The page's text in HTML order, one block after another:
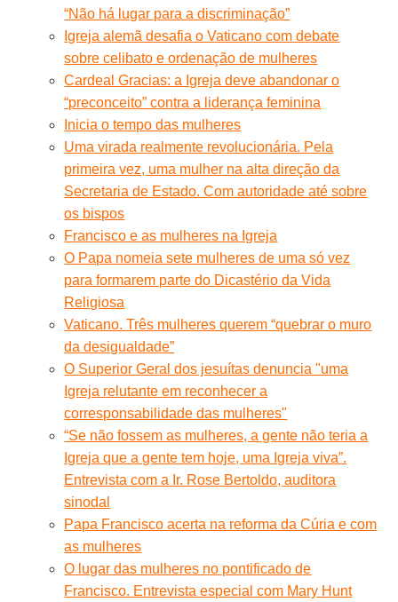
“Não há lugar para a discriminação”
Igreja alemã desafia o Vaticano com debate
sobre celibato e ordenação de mulheres
Cardeal Gracias: a Igreja deve abandonar o
“preconceito” contra a liderança feminina
Inicia o tempo das mulheres
Uma virada realmente revolucionária. Pela
primeira vez, uma mulher na alta direção da
Secretaria de Estado. Com autoridade até sobre
os bispos
Francisco e as mulheres na Igreja
O Papa nomeia sete mulheres de uma só vez
para formarem parte do Dicastério da Vida
Religiosa
Vaticano. Três mulheres querem “quebrar o muro
da desigualdade”
O Superior Geral dos jesuítas denuncia "uma
Igreja relutante em reconhecer a
corresponsabilidade das mulheres"
“Se não fossem as mulheres, a gente não teria a
Igreja que a gente tem hoje, uma Igreja viva”.
Entrevista com a Ir. Rose Bertoldo, auditora
sinodal
Papa Francisco acerta na reforma da Cúria e com
as mulheres
O lugar das mulheres no pontificado de
Francisco. Entrevista especial com Mary Hunt